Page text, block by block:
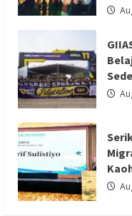
Berita Ekonomi dan
Berita Terbaru
Serikat Usul
Migran Saat
Kaohsiung
Redaksi 01